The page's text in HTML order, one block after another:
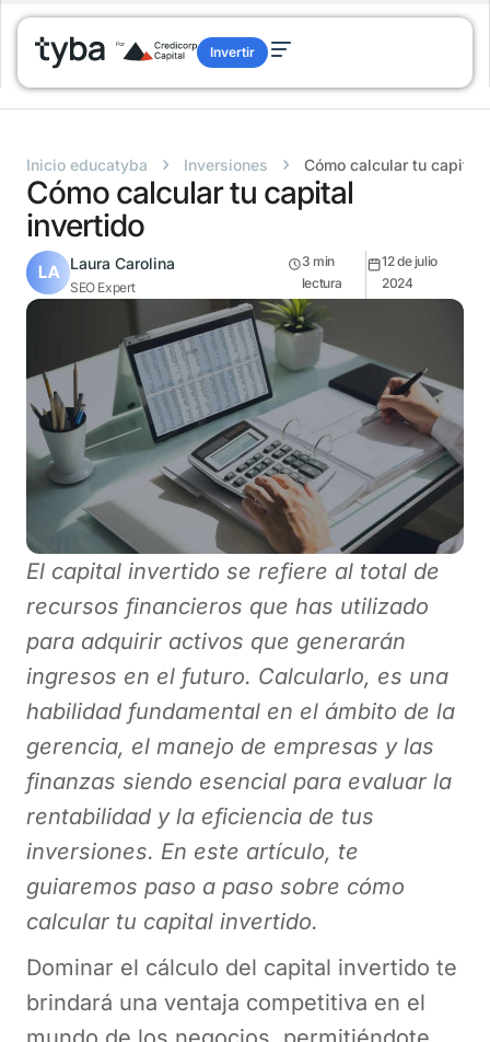
Invertir
Inicio educatyba › Inversiones › Cómo calcular tu capital
Cómo calcular tu capital
invertido
Laura Carolina
SEO Expert
3 min
lectura
12 de julio
2024
El capital invertido se refiere al total de
recursos financieros que has utilizado
para adquirir activos que generarán
ingresos en el futuro. Calcularlo, es una
habilidad fundamental en el ámbito de la
gerencia, el manejo de empresas y las
finanzas siendo esencial para evaluar la
rentabilidad y la eficiencia de tus
inversiones. En este artículo, te
guiaremos paso a paso sobre cómo
calcular tu capital invertido.
Dominar el cálculo del capital invertido te
brindará una ventaja competitiva en el